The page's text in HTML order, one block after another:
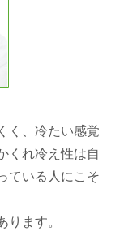
く、冷たい感覚
くれ冷え性は自
ている人にこそ
ります。